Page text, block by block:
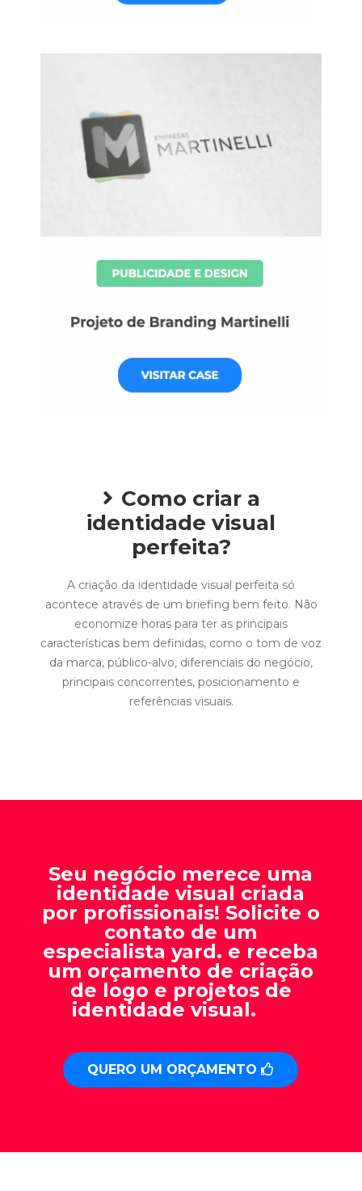
Como criar a
identidade visual
perfeita?
A criação da identidade visual perfeita só
acontece através de um briefing bem feito. Não
economize horas para ter as principais
características bem definidas, como o tom de voz
da marca, público-alvo, diferenciais do negócio,
principais concorrentes, posicionamento e
referências visuais.
Seu negócio merece uma
identidade visual criada
por profissionais! Solicite o
contato de um
especialista yard. e receba
um orçamento de criação
de logo e projetos de
identidade visual.
QUERO UM ORÇAMENTO